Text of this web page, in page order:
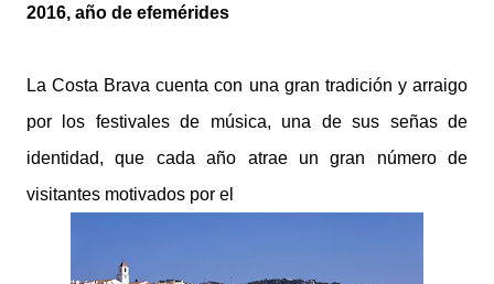
2016, año de efemérides
La Costa Brava cuenta con una gran tradición y arraigo
por los festivales de música, una de sus señas de
identidad, que cada año atrae un gran número de
visitantes motivados por el